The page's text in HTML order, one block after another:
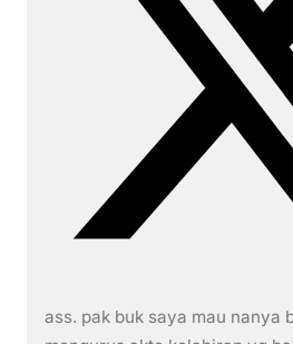
ass. pak buk saya mau nanya